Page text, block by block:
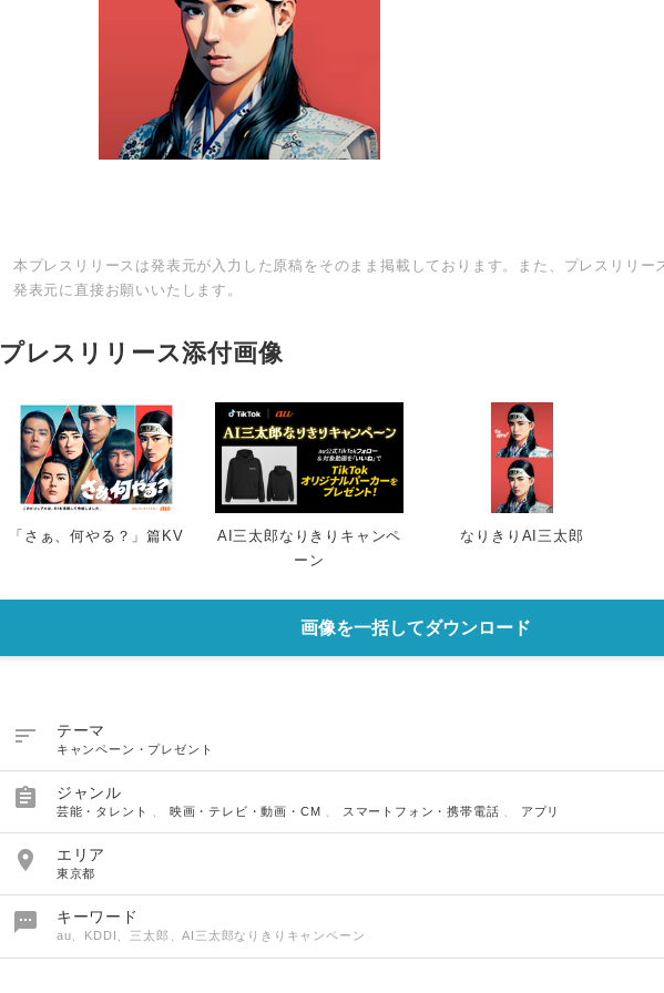
本プレスリリースは発表元が入力した原稿をそのまま掲載しております。また、プレスリリー
発表元に直接お願いいたします。
プレスリリース添付画像
「さぁ、何やる？」篇KV
AI三太郎なりきりキャンペ
ーン
なりきりAI三太郎
画像を一括してダウンロード
 テーマ
キャンペーン・プレゼント
 ジャンル
芸能・タレント 映画・テレビ・動画・CM スマートフォン・携帯電話 アプリ
 エリア
東京都
 キーワード
au、KDDI、三太郎、AI三太郎なりきりキャンペーン